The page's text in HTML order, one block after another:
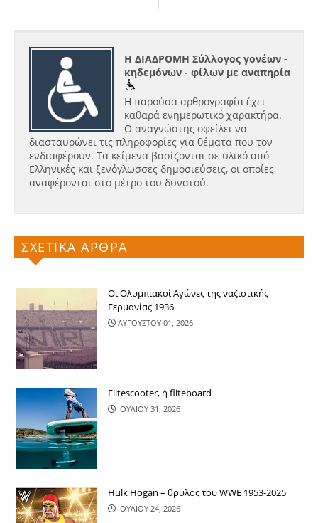
Η ΔΙΑΔΡΟΜΗ Σύλλογος γονέων -
κηδεμόνων - φίλων με αναπηρία
Η παρούσα αρθρογραφία έχει
καθαρά ενημερωτικό χαρακτήρα.
Ο αναγνώστης οφείλει να
διασταυρώνει τις πληροφορίες για θέματα που τον
ενδιαφέρουν. Τα κείμενα βασίζονται σε υλικό από
Ελληνικές και ξενόγλωσσες δημοσιεύσεις, οι οποίες
αναφέρονται στο μέτρο του δυνατού.
ΣΧΕΤΙΚΑ ΑΡΘΡΑ
Οι Ολυμπιακοί Αγώνες της ναζιστικής
Γερμανίας 1936
ΑΥΓΟΥΣΤΟΥ 01, 2026
Flitescooter, ή fliteboard
ΙΟΥΛΙΟΥ 31, 2026
Hulk Hogan – θρύλος του WWE 1953-2025
ΙΟΥΛΙΟΥ 24, 2026